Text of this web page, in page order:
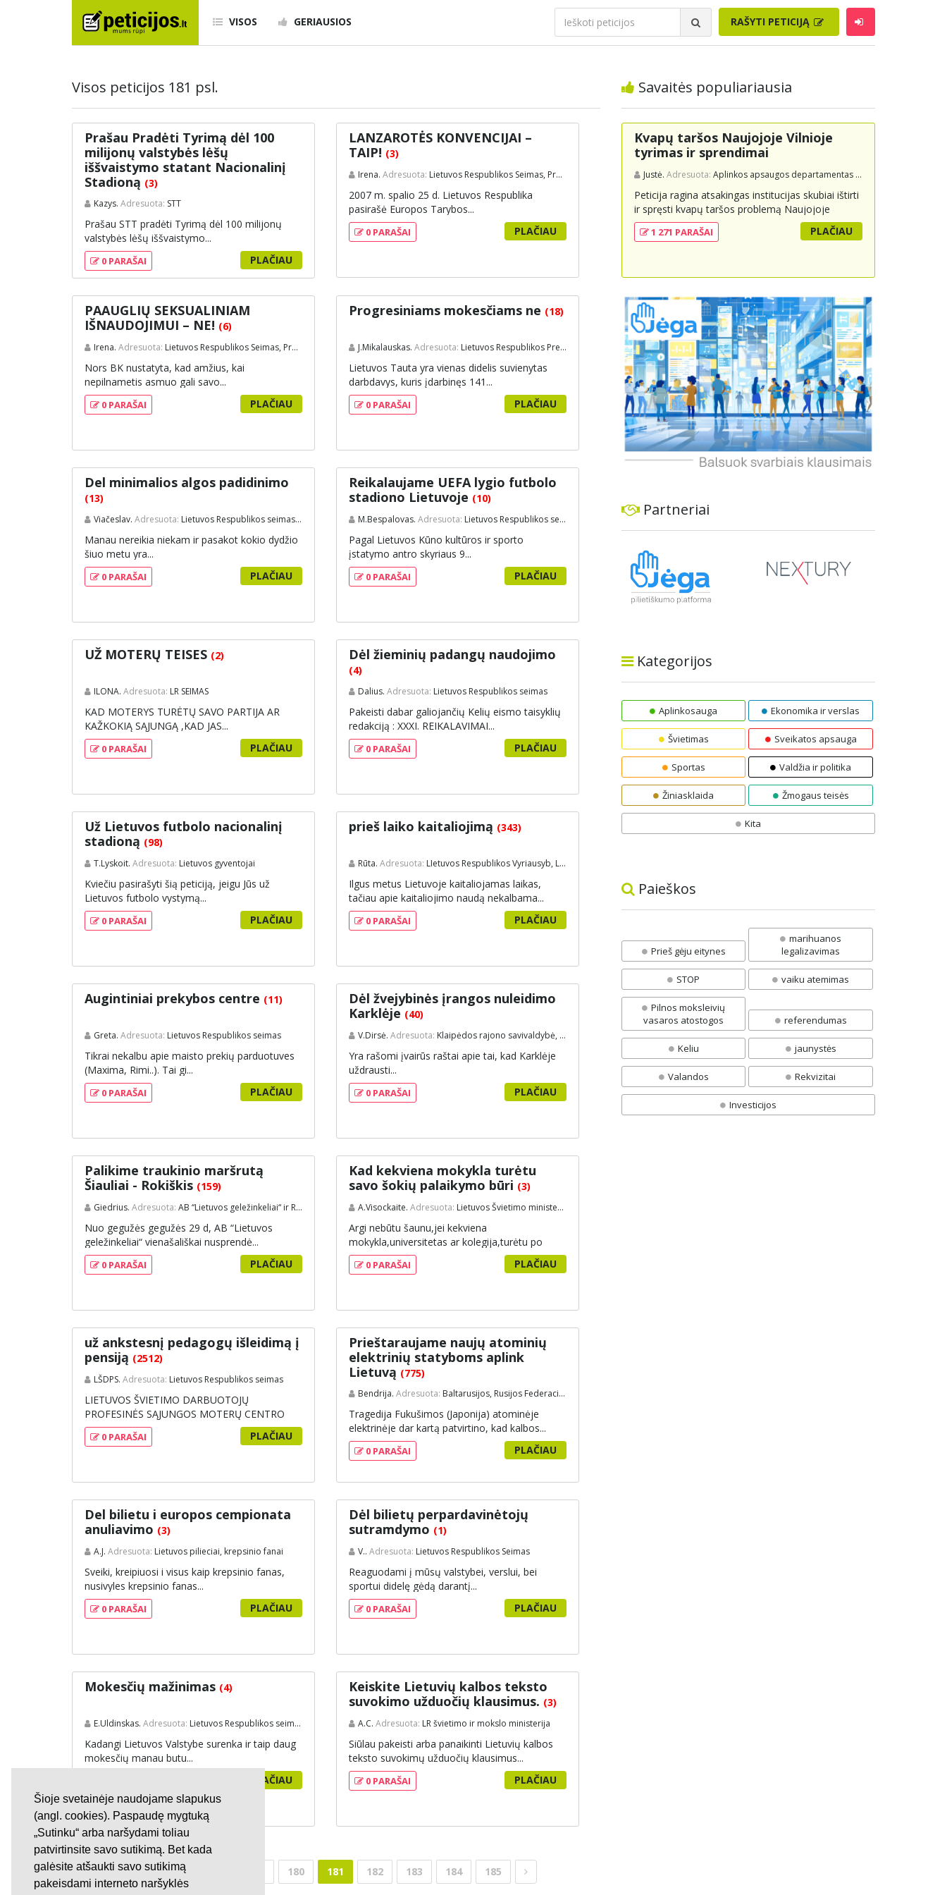
Šioje svetainėje naudojame slapukus
(angl. cookies). Paspaudę mygtuką
„Sutinku“ arba naršydami toliau
patvirtinsite savo sutikimą. Bet kada
galėsite atšaukti savo sutikimą
pakeisdami interneto naršyklės
VISOS GERIAUSIOS RAŠYTI PETICIJĄ
Visos peticijos 181 psl.
Prašau Pradėti Tyrimą dėl 100
milijonų valstybės lėšų
iššvaistymo statant Nacionalinį
Stadioną (3)
Kazys. Adresuota: STT
Prašau STT pradėti Tyrimą dėl 100 milijonų
valstybės lėšų iššvaistymo...
0 PARAŠAI PLAČIAU
LANZAROTĖS KONVENCIJAI –
TAIP! (3)
Irena. Adresuota: Lietuvos Respublikos Seimas, Prezidentė
2007 m. spalio 25 d. Lietuvos Respublika
pasirašė Europos Tarybos...
0 PARAŠAI PLAČIAU
PAAUGLIŲ SEKSUALINIAM
IŠNAUDOJIMUI – NE! (6)
Irena. Adresuota: Lietuvos Respublikos Seimas, Prezidentė
Nors BK nustatyta, kad amžius, kai
nepilnametis asmuo gali savo...
0 PARAŠAI PLAČIAU
Progresiniams mokesčiams ne (18)
J.Mikalauskas. Adresuota: Lietuvos Respublikos Prezidentei
Lietuvos Tauta yra vienas didelis suvienytas
darbdavys, kuris įdarbinęs 141...
0 PARAŠAI PLAČIAU
Del minimalios algos padidinimo
(13)
Viačeslav. Adresuota: Lietuvos Respublikos seimas,vyriausybe
Manau nereikia niekam ir pasakot kokio dydžio
šiuo metu yra...
0 PARAŠAI PLAČIAU
Reikalaujame UEFA lygio futbolo
stadiono Lietuvoje (10)
M.Bespalovas. Adresuota: Lietuvos Respublikos seimas
Pagal Lietuvos Kūno kultūros ir sporto
įstatymo antro skyriaus 9...
0 PARAŠAI PLAČIAU
UŽ MOTERŲ TEISES (2)
ILONA. Adresuota: LR SEIMAS
KAD MOTERYS TURĖTŲ SAVO PARTIJA AR
KAŽKOKIĄ SĄJUNGĄ ,KAD JAS...
0 PARAŠAI PLAČIAU
Dėl žieminių padangų naudojimo
(4)
Dalius. Adresuota: Lietuvos Respublikos seimas
Pakeisti dabar galiojančių Kelių eismo taisyklių
redakciją : XXXI. REIKALAVIMAI...
0 PARAŠAI PLAČIAU
Už Lietuvos futbolo nacionalinį
stadioną (98)
T.Lyskoit. Adresuota: Lietuvos gyventojai
Kviečiu pasirašyti šią peticiją, jeigu Jūs už
Lietuvos futbolo vystymą...
0 PARAŠAI PLAČIAU
prieš laiko kaitaliojimą (343)
Rūta. Adresuota: LIetuvos Respublikos Vyriausyb, Lietuvos Respublikos Seimas
Ilgus metus Lietuvoje kaitaliojamas laikas,
tačiau apie kaitaliojimo naudą nekalbama...
0 PARAŠAI PLAČIAU
Augintiniai prekybos centre (11)
Greta. Adresuota: Lietuvos Respublikos seimas
Tikrai nekalbu apie maisto prekių parduotuves
(Maxima, Rimi..). Tai gi...
0 PARAŠAI PLAČIAU
Dėl žvejybinės įrangos nuleidimo
Karklėje (40)
V.Dirsė. Adresuota: Klaipėdos rajono savivaldybė, Pajūrio regionionio parko direkcija, Aplinkos apsaugos ministerija
Yra rašomi įvairūs raštai apie tai, kad Karklėje
uždrausti...
0 PARAŠAI PLAČIAU
Palikime traukinio maršrutą
Šiauliai - Rokiškis (159)
Giedrius. Adresuota: AB “Lietuvos geležinkeliai“ ir Rokiškio rajono savivaldybė
Nuo gegužės gegužės 29 d, AB “Lietuvos
geležinkeliai“ vienašališkai nusprendė...
0 PARAŠAI PLAČIAU
Kad kekviena mokykla turėtu
savo šokių palaikymo būri (3)
A.Visockaite. Adresuota: Lietuvos Švietimo ministerija
Argi nebūtu šaunu,jei kekviena
mokykla,universitetas ar kolegija,turėtu po
savo šokių...
0 PARAŠAI PLAČIAU
už ankstesnį pedagogų išleidimą į
pensiją (2512)
LŠDPS. Adresuota: Lietuvos Respublikos seimas
LIETUVOS ŠVIETIMO DARBUOTOJŲ
PROFESINĖS SĄJUNGOS MOTERŲ CENTRO
PETICIJA 2011-03-06 Palanga...
0 PARAŠAI PLAČIAU
Prieštaraujame naujų atominių
elektrinių statyboms aplink
Lietuvą (775)
Bendrija. Adresuota: Baltarusijos, Rusijos Federacijos ir Lietuvos vyriausybės
Tragedija Fukušimos (Japonija) atominėje
elektrinėje dar kartą patvirtino, kad kalbos...
0 PARAŠAI PLAČIAU
Del bilietu i europos cempionata
anuliavimo (3)
A.J. Adresuota: Lietuvos pilieciai, krepsinio fanai
Sveiki, kreipiuosi i visus kaip krepsinio fanas,
nusivyles krepsinio fanas...
0 PARAŠAI PLAČIAU
Dėl bilietų perpardavinėtojų
sutramdymo (1)
V.. Adresuota: Lietuvos Respublikos Seimas
Reaguodami į mūsų valstybei, verslui, bei
sportui didelę gėdą darantį...
0 PARAŠAI PLAČIAU
Mokesčių mažinimas (4)
E.Uldinskas. Adresuota: Lietuvos Respublikos seimas
Kadangi Lietuvos Valstybe surenka ir taip daug
mokesčių manau butu...
PLAČIAU
Keiskite Lietuvių kalbos teksto
suvokimo užduočių klausimus. (3)
A.C. Adresuota: LR švietimo ir mokslo ministerija
Siūlau pakeisti arba panaikinti Lietuvių kalbos
teksto suvokimų užduočių klausimus...
0 PARAŠAI PLAČIAU
177 180 181 182 183 184 185
Savaitės populiariausia
Kvapų taršos Naujojoje Vilnioje
tyrimas ir sprendimai
Justė. Adresuota: Aplinkos apsaugos departamentas prie Aplinkos ministerijos
Peticija ragina atsakingas institucijas skubiai ištirti
ir spręsti kvapų taršos problemą Naujojoje
Vilnioje, kuri kyla dėl buitinių atliekų sąvartyno
Pramonės g. 141. Gyventojai skundžiasi nuolatiniu
išsamius tyrimus, įdiegti nuolatinius kontrolės
mechanizmus ir imtis veiksmingų priemonių
problemai spręsti, taip pat užtikrinti visuomenės
informavimą apie priimtus sprendimus ir
planuojamus veiksmus.
1 271 PARAŠAI PLAČIAU
Partneriai
Kategorijos
Aplinkosauga Ekonomika ir verslas
Švietimas Sveikatos apsauga
Sportas Valdžia ir politika
Žiniasklaida Žmogaus teisės
Kita
Paieškos
Prieš gėju eitynes
marihuanos
legalizavimas
STOP vaiku atemimas
Pilnos moksleivių
vasaros atostogos
referendumas
Keliu jaunystės
Valandos Rekvizitai
Investicijos